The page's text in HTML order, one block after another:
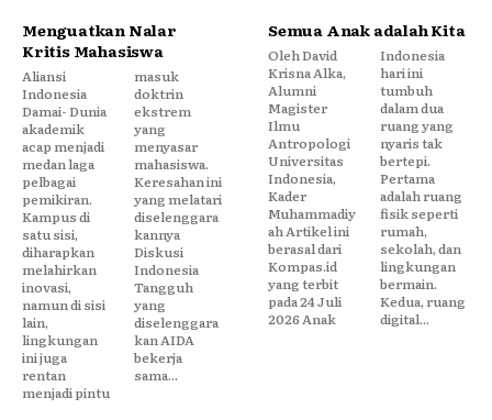
Menguatkan Nalar
Kritis Mahasiswa
Aliansi
Indonesia
Damai- Dunia
akademik
acap menjadi
medan laga
pelbagai
pemikiran.
Kampus di
satu sisi,
diharapkan
melahirkan
inovasi,
namun di sisi
lain,
lingkungan
ini juga
rentan
menjadi pintu
masuk
doktrin
ekstrem
yang
menyasar
mahasiswa.
Keresahan ini
yang melatari
diselenggara
kannya
Diskusi
Indonesia
Tangguh
yang
diselenggara
kan AIDA
bekerja
sama...
Semua Anak adalah Kita
Oleh David
Krisna Alka,
Alumni
Magister
Ilmu
Antropologi
Universitas
Indonesia,
Kader
Muhammadiy
ah Artikel ini
berasal dari
Kompas.id
yang terbit
pada 24 Juli
2026 Anak
Indonesia
hari ini
tumbuh
dalam dua
ruang yang
nyaris tak
bertepi.
Pertama
adalah ruang
fisik seperti
rumah,
sekolah, dan
lingkungan
bermain.
Kedua, ruang
digital...